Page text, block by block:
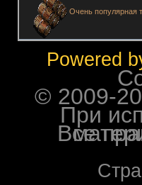
Очень популярная
Powered
Все права